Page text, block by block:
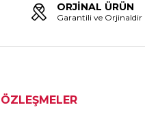
ORJİNAL ÜRÜN
Garantili ve Orjinaldir